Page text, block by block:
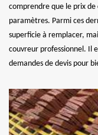
comprendre que le prix
paramètres. Parmi ces
superficie à remplacer,
couvreur professionnel. Il
demandes de devis pour